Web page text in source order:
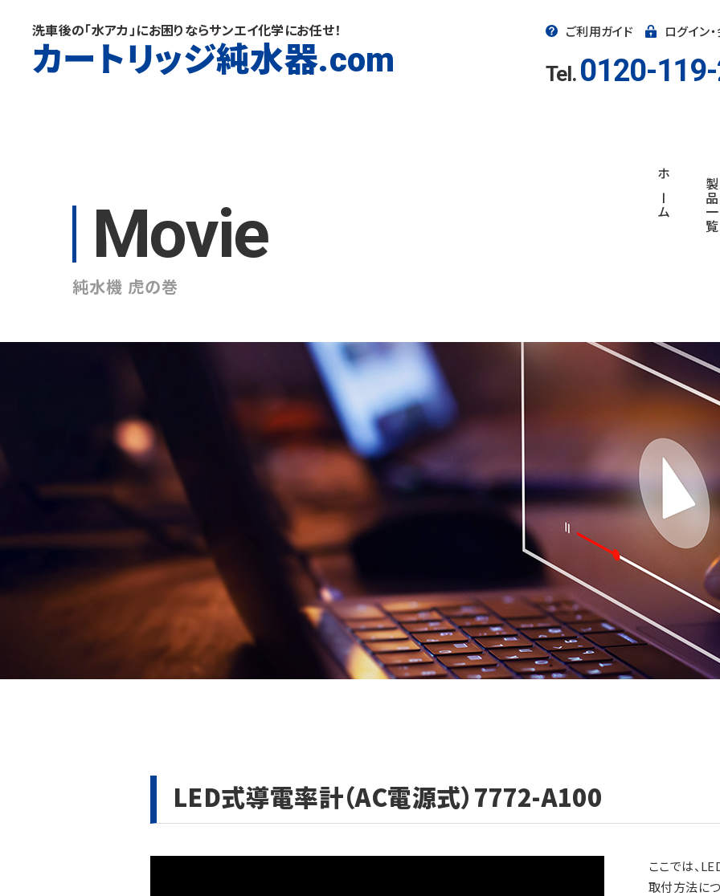
洗車後の「水アカ」にお困りならサンエイ化学にお任せ！
カートリッジ純水器.com
ご利用ガイド ログイン
Tel. 0120-
ホーム 製
純水機 虎の巻
Movie
LED式導電率計（AC電源式）7772-A100
ここでは、
取付方法につ